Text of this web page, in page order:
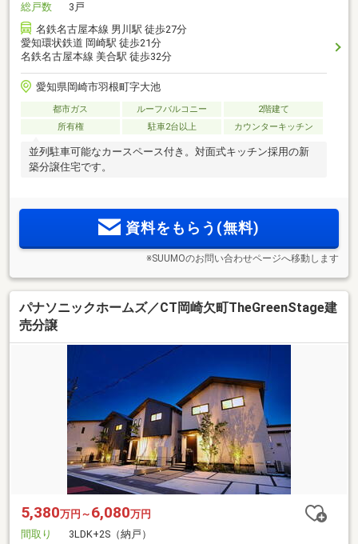
総戸数
3戸
名鉄名古屋本線 男川駅 徒歩27分
愛知環状鉄道 岡崎駅 徒歩21分
名鉄名古屋本線 美合駅 徒歩32分
愛知県岡崎市羽根町字大池
都市ガス ルーフバルコニー
2階建て
所有権
駐車2台以上 カウンターキッチン
並列駐車可能なカースペース付き。対面式キッチン採用の新
築分譲住宅です。
資料をもらう(無料)
※SUUMOのお問い合わせページへ移動します
パナソニックホームズ／CT岡崎欠町TheGreenStage建
売分譲
5,380万円～ 6,080万円
間取り
3LDK+2S（納戸）